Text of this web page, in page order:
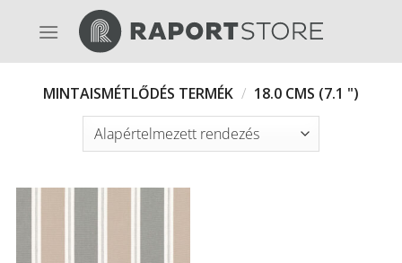
MINTAISMÉTLŐDÉS TERMÉK / 18.0 CMS (7.1 ")